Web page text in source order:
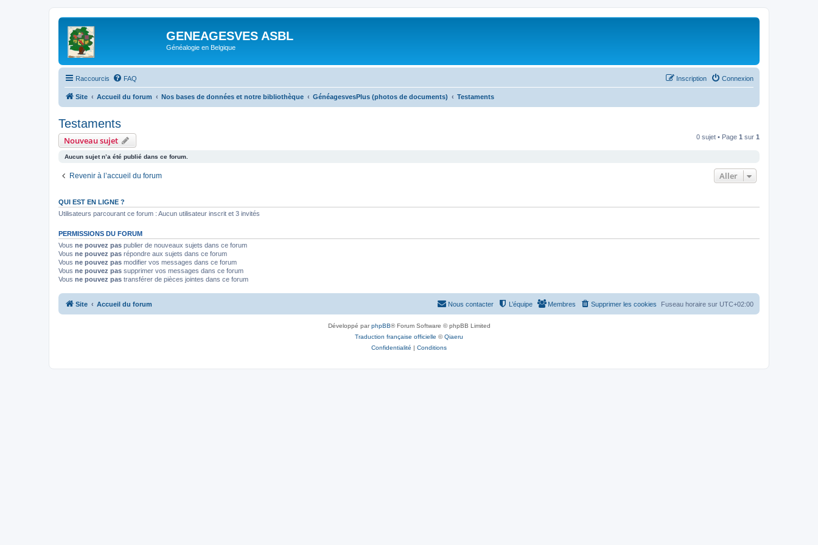
GENEAGESVES ASBL
Généalogie en Belgique
Raccourcis FAQ Connexion
Inscription
Site Accueil du forum Nos bases de données et notre bibliothèque GénéagesvesPlus (photos de documents) Testaments
Testaments
Nouveau sujet 0 sujet • Page 1 sur 1
Aucun sujet n’a été publié dans ce forum.
Revenir à l’accueil du forum Aller
QUI EST EN LIGNE ?
Utilisateurs parcourant ce forum : Aucun utilisateur inscrit et 3 invités
PERMISSIONS DU FORUM
Vous ne pouvez pas publier de nouveaux sujets dans ce forum
Vous ne pouvez pas répondre aux sujets dans ce forum
Vous ne pouvez pas modifier vos messages dans ce forum
Vous ne pouvez pas supprimer vos messages dans ce forum
Vous ne pouvez pas transférer de pièces jointes dans ce forum
Site Accueil du forum Fuseau horaire sur UTC+02:00
Supprimer les cookies
Membres
L’équipe
Nous contacter
Développé parphpBB® Forum Software © phpBB Limited
Traduction française officielle ©Qiaeru
Confidentialité | Conditions